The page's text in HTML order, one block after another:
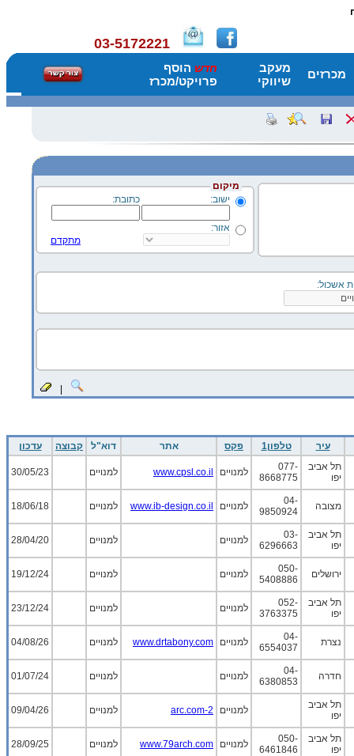
03-5172221
מכרזים
מעקב
שיווקי
חדש הוסף
פרויקט/מכרז
מיקום
ישוב:
כתובת:
אזור:
מתקדם
אשכול:
עיר טלפון1 פקס אתר דוא"ל קבוצה
עדכון
תל אביב
יפו
077-
8668775
למנויים www.cpsl.co.il למנויים 30/05/23
מצובה
04-
9850924
למנויים www.ib-design.co.il למנויים 18/06/18
תל אביב
יפו
03-
6296663
למנויים למנויים 28/04/20
ירושלים
050-
5408886
למנויים למנויים 19/12/24
תל אביב
יפו
052-
3763375
למנויים למנויים 23/12/24
נצרת
04-
6554037
למנויים www.drtabony.com למנויים 04/08/26
חדרה
04-
6380853
למנויים למנויים 01/07/24
תל אביב
יפו
למנויים 2-arc.com למנויים 09/04/26
תל אביב
יפו
050-
6461846
למנויים www.79arch.com למנויים 28/09/25